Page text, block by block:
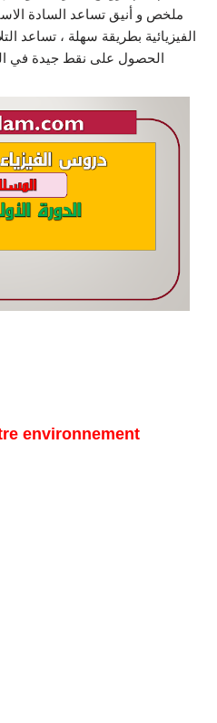
ملخص و أنيق تساعد السادة
الفيزيائية بطريقة سهلة ، تساعد
الحصول على نقط جيدة في
environnement